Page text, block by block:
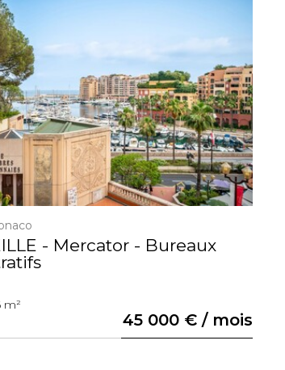
- Mercator - Bureaux
m²
45 000 € / mois